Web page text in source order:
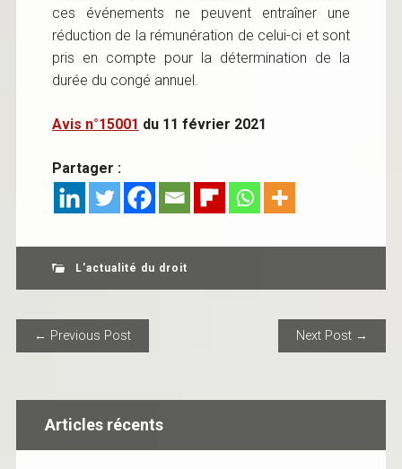
ces événements ne peuvent entraîner une
réduction de la rémunération de celui-ci et sont
pris en compte pour la détermination de la
durée du congé annuel.
Avis n°15001 du 11 février 2021
Partager :
L'actualité du droit
POST NAVIGATION
← Previous Post Next Post →
Articles récents